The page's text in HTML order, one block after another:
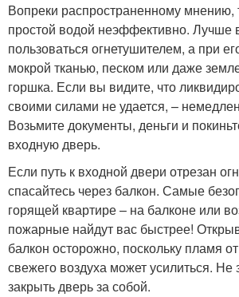
Вопреки распространенному мнению,
простой водой неэффективно. Лучше
пользоваться огнетушителем, а при
мокрой тканью, песком или даже
горшка. Если вы видите, что
своими силами не удается, –
Возьмите документы, деньги и
входную дверь.
Если путь к входной двери отрезан
спасайтесь через балкон. Самые
горящей квартире – на балконе или
пожарные найдут вас быстрее!
балкон осторожно, поскольку пламя
свежего воздуха может усилиться. Не
закрыть дверь за собой.